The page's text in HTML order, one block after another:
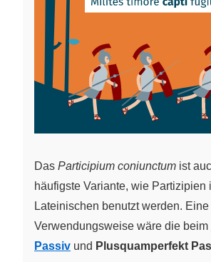
Das Participium coniunctum ist
häufigste Variante, wie Partizipien
Lateinischen benutzt werden.
Verwendungsweise wäre die beim
Passiv und Plusquamperfekt